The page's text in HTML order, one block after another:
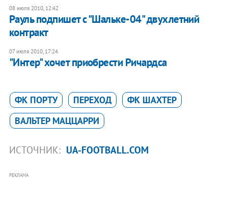
08 июля 2010, 12:42
Рауль подпишет с "Шальке-04" двухлетний
контракт
07 июля 2010, 17:24
"Интер" хочет приобрести Ричардса
ФК ПОРТУ ПЕРЕХОД
ФК ШАХТЕР
ВАЛЬТЕР МАЦЦАРРИ
ИСТОЧНИК: UA-FOOTBALL.COM
РЕКЛАМА